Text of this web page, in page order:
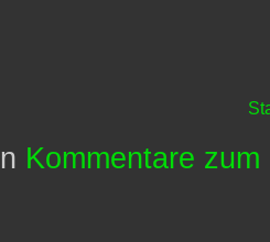
Kommentare